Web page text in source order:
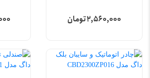
2,560,000 تومان